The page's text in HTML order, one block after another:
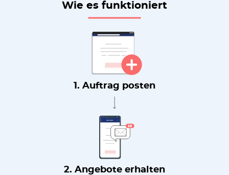
Wie es funktioniert
1. Auftrag posten
2. Angebote erhalten